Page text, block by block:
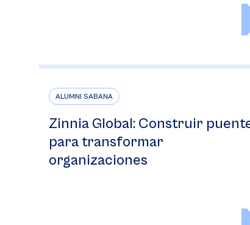
ALUMNI SABANA
Zinnia Global: Construir
para transformar
organizaciones